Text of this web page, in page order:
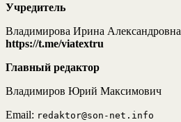
Учредитель
Владимирова Ирина Александровна
https://t.me/viatextru
Главный редактор
Владимиров Юрий Максимович
Email: redaktor@son-net.info